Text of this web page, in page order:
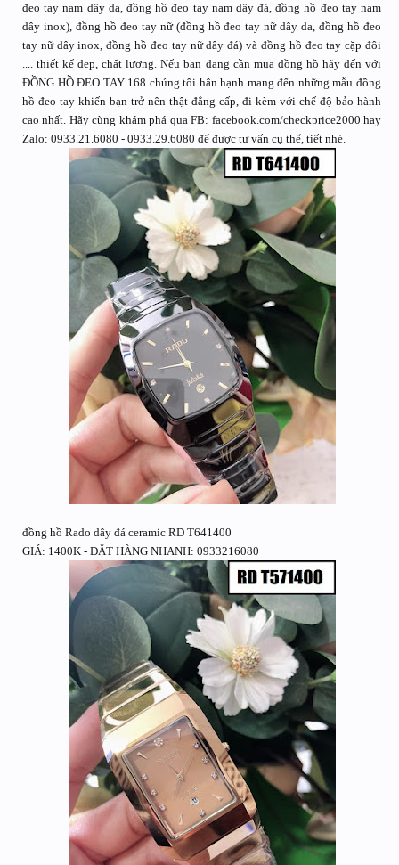
đeo tay nam dây da, đồng hồ đeo tay nam dây đá, đồng hồ đeo tay nam
dây inox), đồng hồ đeo tay nữ (đồng hồ đeo tay nữ dây da, đồng hồ đeo
tay nữ dây inox, đồng hồ đeo tay nữ dây đá) và đồng hồ đeo tay cặp đôi
.... thiết kế đẹp, chất lượng. Nếu bạn đang cần mua đồng hồ hãy đến với
ĐỒNG HỒ ĐEO TAY 168 chúng tôi hân hạnh mang đến những mẫu đồng
hồ đeo tay khiến bạn trở nên thật đẳng cấp, đi kèm với chế độ bảo hành
cao nhất. Hãy cùng khám phá qua FB: facebook.com/checkprice2000 hay
Zalo: 0933.21.6080 - 0933.29.6080 để được tư vấn cụ thể, tiết nhé.
đồng hồ Rado dây đá ceramic RD T641400
GIÁ: 1400K - ĐẶT HÀNG NHANH: 0933216080